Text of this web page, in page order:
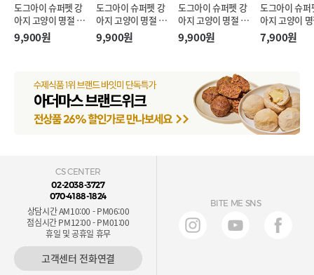
도그아이 슈퍼펫 강
아지 고양이 명절 리
본끈 한복 케이프 핑
크 (M)
9,900원
도그아이 슈퍼펫 강
아지 고양이 명절 리
본끈 한복 케이프 민
트 (M)
9,900원
도그아이 슈퍼펫 강
아지 고양이 명절 리
본끈 한복 케이프 아
이보리 (M)
9,900원
도그아이 슈퍼
아지 고양이
리개 한복 케
랄핑크 (S-XL)
7,900원
CS CENTER
02-2038-3727
070-4188-1824
상담시간 AM10:00 - PM06:00
점심시간 PM12:00 - PM01:00
휴일 및 공휴일 휴무
고객센터 전화연결
BITE ME SNS